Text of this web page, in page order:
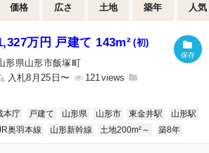
価格 広さ 土地 築年 人気
万円 戸建て 143m² (初)
形県山形市飯塚町
入札8月25日〜
121
本庁 戸建て 山形県 山形市 東金井駅
山形駅
奥羽本線 山形新幹線 土地200m²～ 築8年